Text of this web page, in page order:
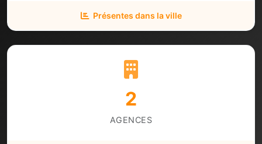
Présentes dans la ville
2
AGENCES